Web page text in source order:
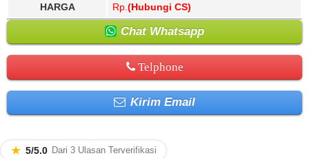
HARGA Rp. (Hubungi CS)
Chat Whatsapp
Telphone
Kirim Email
★ 5/5.0 Dari 3 Ulasan Terverifikasi